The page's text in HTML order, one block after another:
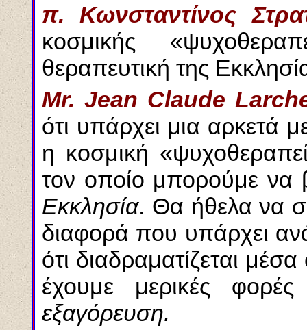
π. Κωνσταντίνος
κοσμικής
θεραπευτική της
Mr. Jean Claude
ότι υπάρχει μια αρκετά
η κοσμική
τον οποίο μπορούμε να
Εκκλησία. Θα ήθελα να
διαφορά που υπάρχει
ότι διαδραματίζεται
έχουμε μερικές
εξαγόρευση.